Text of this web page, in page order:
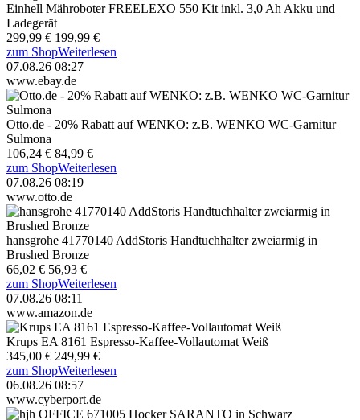
Einhell Mähroboter FREELEXO 550 Kit inkl. 3,0 Ah Akku und
Ladegerät
299,99 € 199,99 €
zum ShopWeiterlesen
07.08.26 08:27
www.ebay.de
Otto.de - 20% Rabatt auf WENKO: z.B. WENKO WC-Garnitur
Sulmona
106,24 € 84,99 €
zum ShopWeiterlesen
07.08.26 08:19
www.otto.de
hansgrohe 41770140 AddStoris Handtuchhalter zweiarmig in
Brushed Bronze
66,02 € 56,93 €
zum ShopWeiterlesen
07.08.26 08:11
www.amazon.de
Krups EA 8161 Espresso-Kaffee-Vollautomat Weiß
345,00 € 249,99 €
zum ShopWeiterlesen
06.08.26 08:57
www.cyberport.de